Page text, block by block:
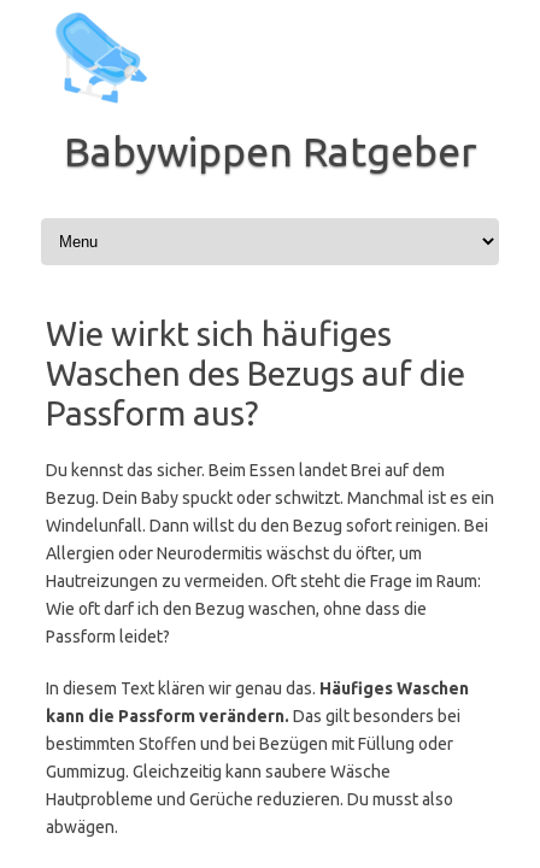
Inhalt
springen
Babywippen Ratgeber
Wie wirkt sich häufiges
Waschen des Bezugs auf die
Passform aus?
Du kennst das sicher. Beim Essen landet Brei auf dem
Bezug. Dein Baby spuckt oder schwitzt. Manchmal ist es ein
Windelunfall. Dann willst du den Bezug sofort reinigen. Bei
Allergien oder Neurodermitis wäschst du öfter, um
Hautreizungen zu vermeiden. Oft steht die Frage im Raum:
Wie oft darf ich den Bezug waschen, ohne dass die
Passform leidet?
In diesem Text klären wir genau das. Häufiges Waschen
kann die Passform verändern. Das gilt besonders bei
bestimmten Stoffen und bei Bezügen mit Füllung oder
Gummizug. Gleichzeitig kann saubere Wäsche
Hautprobleme und Gerüche reduzieren. Du musst also
abwägen.